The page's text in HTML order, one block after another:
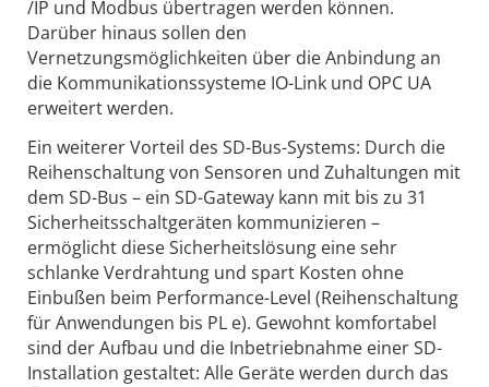
/IP und Modbus übertragen werden können.
Darüber hinaus sollen den
Vernetzungsmöglichkeiten über die Anbindung an
die Kommunikationssysteme IO-Link und OPC UA
erweitert werden.
Ein weiterer Vorteil des SD-Bus-Systems: Durch die
Reihenschaltung von Sensoren und Zuhaltungen mit
dem SD-Bus – ein SD-Gateway kann mit bis zu 31
Sicherheitsschaltgeräten kommunizieren –
ermöglicht diese Sicherheitslösung eine sehr
schlanke Verdrahtung und spart Kosten ohne
Einbußen beim Performance-Level (Reihenschaltung
für Anwendungen bis PL e). Gewohnt komfortabel
sind der Aufbau und die Inbetriebnahme einer SD-
Installation gestaltet: Alle Geräte werden durch das